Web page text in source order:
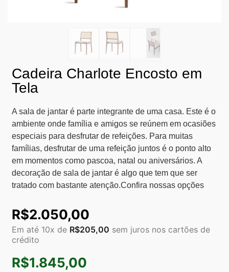
Cadeira Charlote Encosto em
Tela
A sala de jantar é parte integrante de uma casa. Este é o
ambiente onde família e amigos se reúnem em ocasiões
especiais para desfrutar de refeições. Para muitas
famílias, desfrutar de uma refeição juntos é o ponto alto
em momentos como pascoa, natal ou aniversários. A
decoração de sala de jantar é algo que tem que ser
tratado com bastante atenção.Confira nossas opções
R$2.050,00
Em até 10x de R$205,00 sem juros nos cartões de
crédito
R$1.845,00